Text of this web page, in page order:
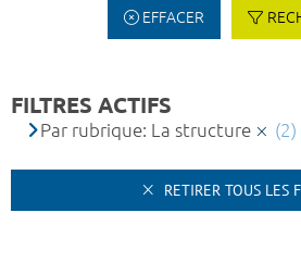
EFFACER
FILTRES ACTIFS
Par rubrique: La structure (2)
RETIRER TOUS LES